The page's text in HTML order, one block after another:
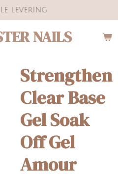
NAILS
levering
Strengthen
Clear Base
Gel Soak
Off Gel
Amour